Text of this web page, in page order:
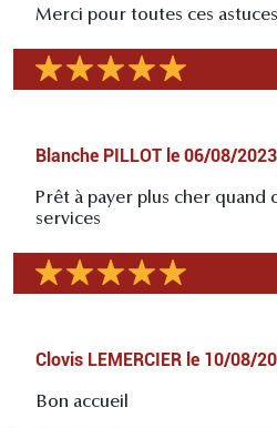
Merci pour toutes ces
Blanche PILLOT le 06/08/2023
Prêt à payer plus cher quand
services
Clovis LEMERCIER le 10/08/
Bon accueil